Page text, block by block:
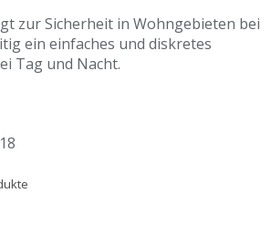
zur Sicherheit in Wohngebieten bei
ein einfaches und diskretes
Tag und Nacht.